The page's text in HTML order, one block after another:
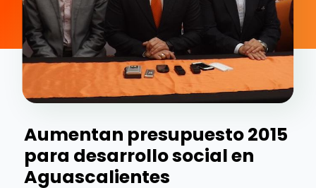
Aumentan presupuesto 2015
para desarrollo social en
Aguascalientes